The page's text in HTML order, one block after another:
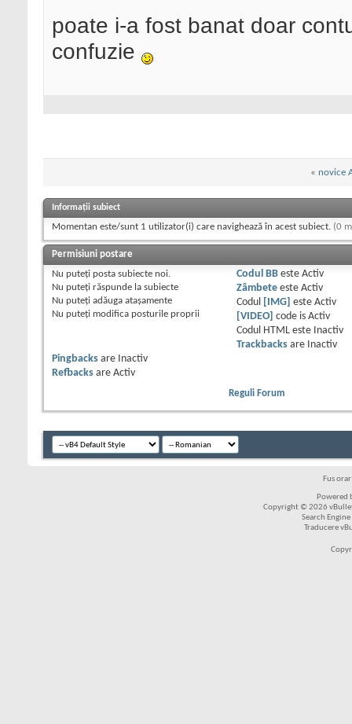
poate i-a fost banat doar
confuzie
« novice
Informații subiect
Momentan este/sunt 1 utilizator(i) care navighează în acest subiect. (0
Permisiuni postare
Nu puteţi posta subiecte noi.
Nu puteţi răspunde la subiecte
Nu puteţi adăuga ataşamente
Nu puteţi modifica posturile proprii
Codul BBeste Activ
Zâmbeteeste Activ
Codul
[IMG] este Activ
[VIDEO]
code is Activ
Codul HTML este
Inactiv
Trackbacksare
Inactiv
Pingbacks are
Inactiv
Refbacks are Activ
Reguli Forum
Fus
Powered
Copyright © 2026
Search
Traducere